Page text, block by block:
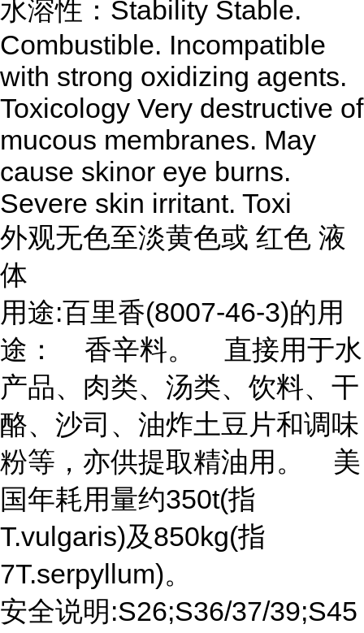
水溶性：Stability Stable.
Combustible. Incompatible
with strong oxidizing agents.
Toxicology Very destructive of
mucous membranes. May
cause skinor eye burns.
Severe skin irritant. Toxi
外观无色至淡黄色或 红色 液
体
用途:百里香(8007-46-3)的用
途： 香辛料。 直接用于水
产品、肉类、汤类、饮料、干
酪、沙司、油炸土豆片和调味
粉等，亦供提取精油用。 美
国年耗用量约350t(指
T.vulgaris)及850kg(指
7T.serpyllum)。
安全说明:S26;S36/37/39;S45